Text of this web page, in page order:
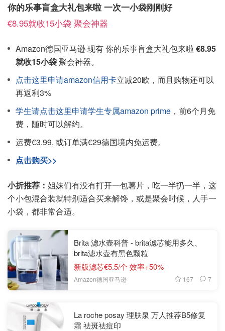
你的乐事盲盒大礼包来啦 一次一小袋刚刚好
€8.95就收15小袋 聚会神器
Amazon德国亚马逊 现有 你的乐事盲盒大礼包来啦 €8.95
就收15小袋聚会神器。
点击这里申请amazon信用卡立减20欧，而且购物还可以
再返利3%
学生请点击这里申请学生专属amazon prime ，前6个月免
费，随时可以解约。
运费€3.99, 或订单满€29德国境内免运费。
点击购买>>
小折推荐： 姐妹们有没有打开一包薯片，吃一半扔一半，这
个小包混合装就特别适合买来解馋，或是聚会时候，人手一
小袋，都非常合适。
Brita 滤水壶科普 - brita滤芯能用多久、
brita滤水壶有黑色颗粒
新版滤芯€5.5/个 效率+50%
Amazon德国亚马逊 167 7
La roche posay 理肤泉 万人推荐B5修复
霜 祛斑祛痘印